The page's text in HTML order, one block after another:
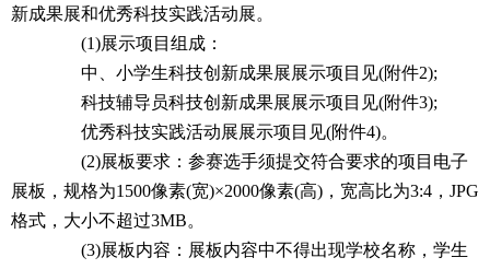
新成果展和优秀科技实践活动展。
(1)展示项目组成：
中、小学生科技创新成果展展示项目见(附件2);
科技辅导员科技创新成果展展示项目见(附件3);
优秀科技实践活动展展示项目见(附件4)。
(2)展板要求：参赛选手须提交符合要求的项目电子
展板，规格为1500像素(宽)×2000像素(高)，宽高比为3:4，JPG
格式，大小不超过3MB。
(3)展板内容：展板内容中不得出现学校名称，学生